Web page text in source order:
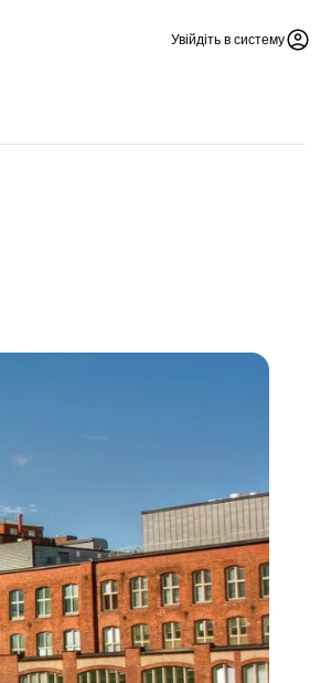
Увійдіть в систему